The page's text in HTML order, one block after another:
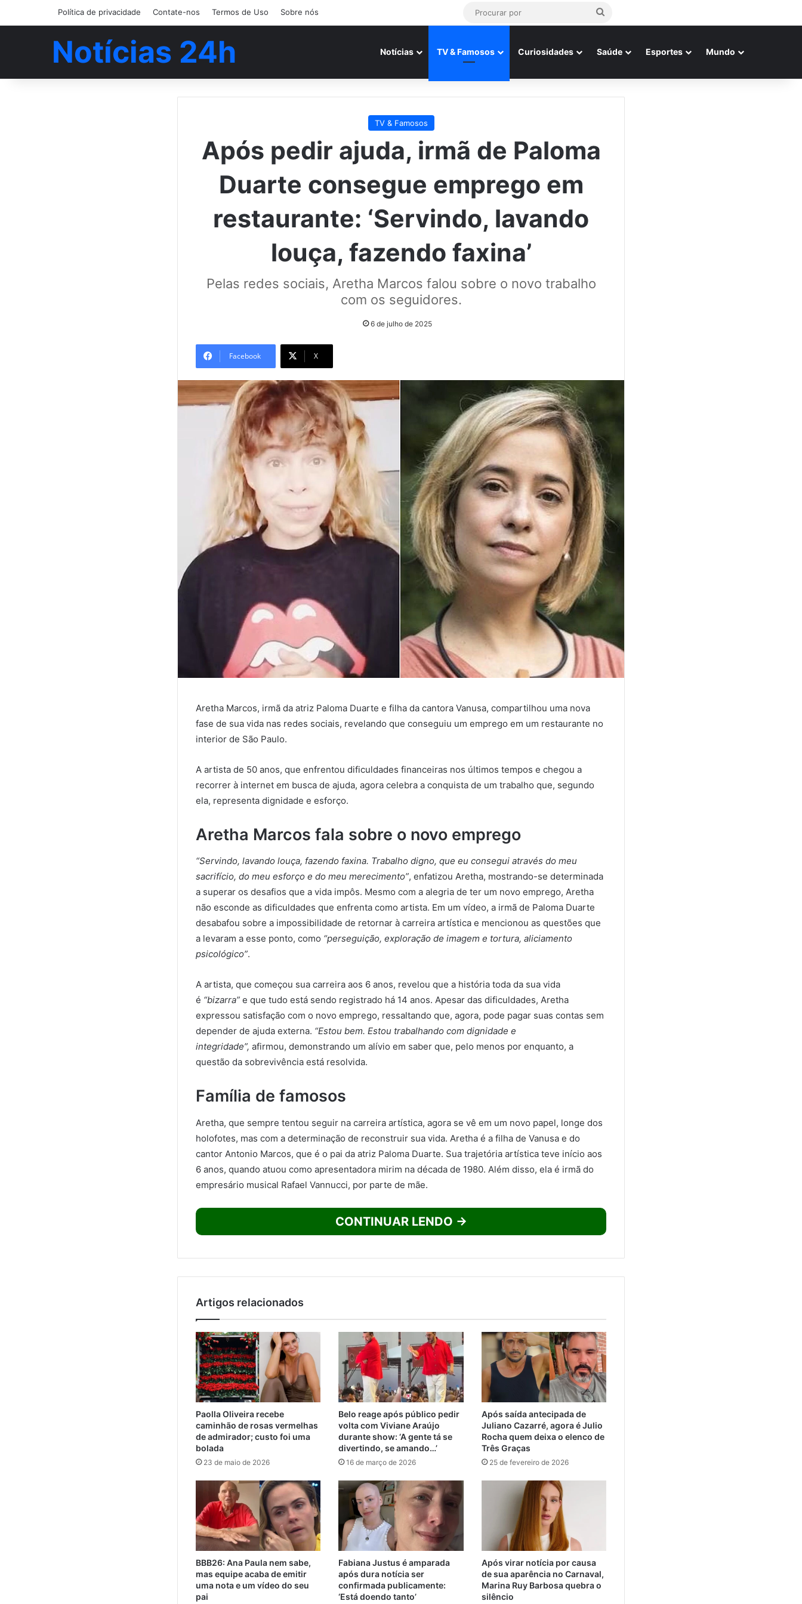
Política de privacidade Contate-nos Termos de Uso Sobre nós
Procurar
Notícias 24h Notícias TV & Famosos Curiosidades Saúde Esportes Mundo
TV & Famosos
Após pedir ajuda, irmã de Paloma
Duarte consegue emprego em
restaurante: ‘Servindo, lavando
louça, fazendo faxina’
Pelas redes sociais, Aretha Marcos falou sobre o novo trabalho
com os seguidores.
6 de julho de 2025
Facebook X
Aretha Marcos, irmã da atriz Paloma Duarte e filha da cantora Vanusa, compartilhou uma nova
fase de sua vida nas redes sociais, revelando que conseguiu um emprego em um restaurante no
interior de São Paulo.
A artista de 50 anos, que enfrentou dificuldades financeiras nos últimos tempos e chegou a
recorrer à internet em busca de ajuda, agora celebra a conquista de um trabalho que, segundo
ela, representa dignidade e esforço.
Aretha Marcos fala sobre o novo emprego
“Servindo, lavando louça, fazendo faxina. Trabalho digno, que eu consegui através do meu
sacrifício, do meu esforço e do meu merecimento”, enfatizou Aretha, mostrando-se determinada
a superar os desafios que a vida impôs. Mesmo com a alegria de ter um novo emprego, Aretha
não esconde as dificuldades que enfrenta como artista. Em um vídeo, a irmã de Paloma Duarte
desabafou sobre a impossibilidade de retornar à carreira artística e mencionou as questões que
a levaram a esse ponto, como “perseguição, exploração de imagem e tortura, aliciamento
psicológico”.
A artista, que começou sua carreira aos 6 anos, revelou que a história toda da sua vida
é “bizarra” e que tudo está sendo registrado há 14 anos. Apesar das dificuldades, Aretha
expressou satisfação com o novo emprego, ressaltando que, agora, pode pagar suas contas sem
depender de ajuda externa. “Estou bem. Estou trabalhando com dignidade e
integridade”, afirmou, demonstrando um alívio em saber que, pelo menos por enquanto, a
questão da sobrevivência está resolvida.
Família de famosos
Aretha, que sempre tentou seguir na carreira artística, agora se vê em um novo papel, longe dos
holofotes, mas com a determinação de reconstruir sua vida. Aretha é a filha de Vanusa e do
cantor Antonio Marcos, que é o pai da atriz Paloma Duarte. Sua trajetória artística teve início aos
6 anos, quando atuou como apresentadora mirim na década de 1980. Além disso, ela é irmã do
empresário musical Rafael Vannucci, por parte de mãe.
CONTINUAR LENDO →
Artigos relacionados
Paolla Oliveira recebe
caminhão de rosas vermelhas
de admirador; custo foi uma
bolada
23 de maio de 2026
Belo reage após público pedir
volta com Viviane Araújo
durante show: ‘A gente tá se
divertindo, se amando…’
16 de março de 2026
Após saída antecipada de
Juliano Cazarré, agora é Julio
Rocha quem deixa o elenco de
Três Graças
25 de fevereiro de 2026
BBB26: Ana Paula nem sabe,
mas equipe acaba de emitir
uma nota e um vídeo do seu
pai
Fabiana Justus é amparada
após dura notícia ser
confirmada publicamente:
‘Está doendo tanto’
Após virar notícia por causa
de sua aparência no Carnaval,
Marina Ruy Barbosa quebra o
silêncio